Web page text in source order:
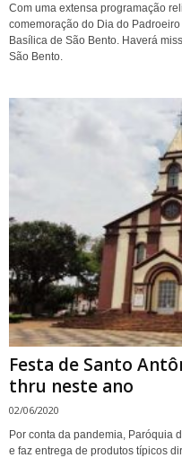
Com uma extensa programação
comemoração do Dia do
Basílica de São Bento. Haverá
São Bento.
Festa de Santo
thru neste ano
02/06/2020
Por conta da pandemia, Paróquia
e faz entrega de produtos típicos